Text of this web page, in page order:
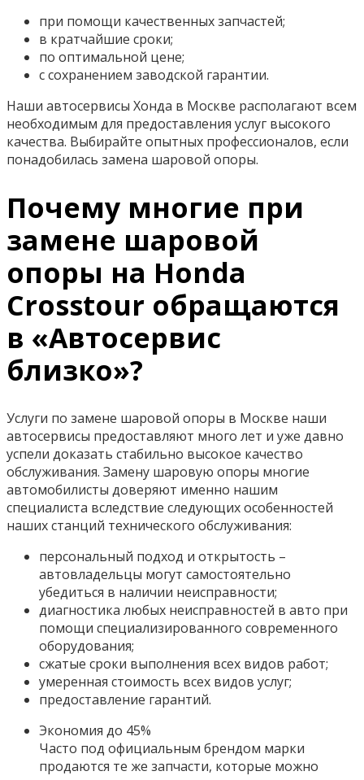
при помощи качественных запчастей;
в кратчайшие сроки;
по оптимальной цене;
с сохранением заводской гарантии.
Наши автосервисы Хонда в Москве располагают всем
необходимым для предоставления услуг высокого
качества. Выбирайте опытных профессионалов, если
понадобилась замена шаровой опоры.
Почему многие при
замене шаровой
опоры на Honda
Crosstour обращаются
в «Автосервис
близко»?
Услуги по замене шаровой опоры в Москве наши
автосервисы предоставляют много лет и уже давно
успели доказать стабильно высокое качество
обслуживания. Замену шаровую опоры многие
автомобилисты доверяют именно нашим
специалиста вследствие следующих особенностей
наших станций технического обслуживания:
персональный подход и открытость –
автовладельцы могут самостоятельно
убедиться в наличии неисправности;
диагностика любых неисправностей в авто при
помощи специализированного современного
оборудования;
сжатые сроки выполнения всех видов работ;
умеренная стоимость всех видов услуг;
предоставление гарантий.
Экономия до 45%
Часто под официальным брендом марки
продаются те же запчасти, которые можно